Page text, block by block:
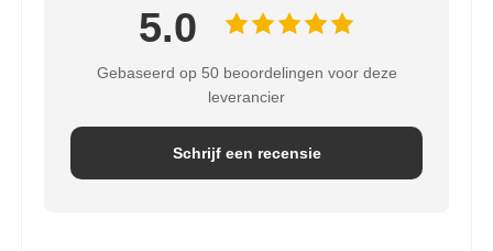
5.0
Gebaseerd op 50 beoordelingen voor deze
leverancier
Schrijf een recensie